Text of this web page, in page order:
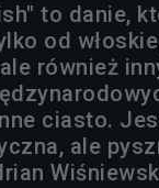
to danie,
od
również
ciasto.
ale